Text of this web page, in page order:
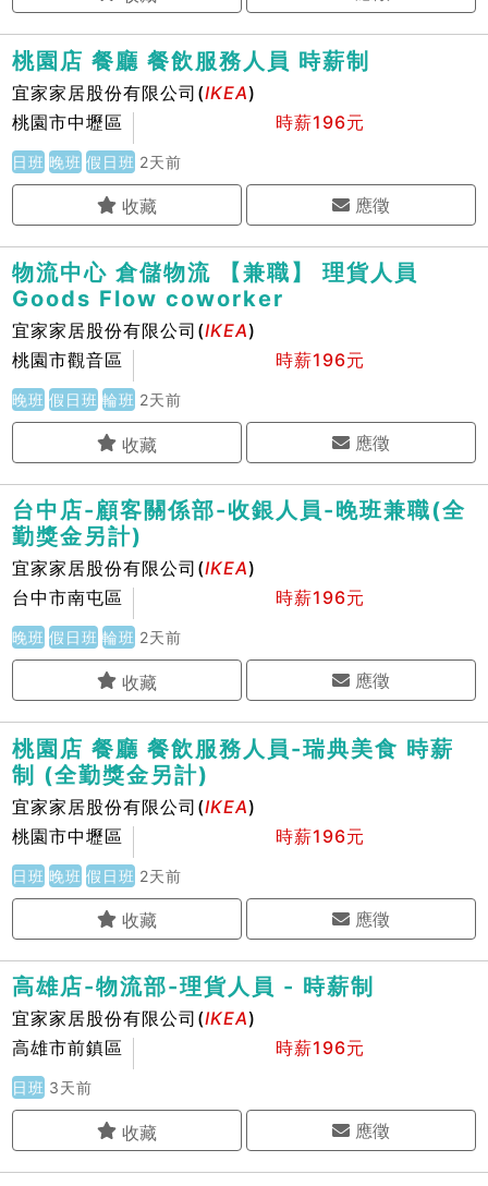
桃園店 餐廳 餐飲服務人員 時薪制
宜家家居股份有限公司(IKEA)
桃園市中壢區
時薪196元
日班 晚班 假日班 2天前
應徵
物流中心 倉儲物流 【兼職】 理貨人員
Goods Flow coworker
宜家家居股份有限公司(IKEA)
桃園市觀音區
時薪196元
晚班 假日班 輪班 2天前
應徵
台中店-顧客關係部-收銀人員-晚班兼職(全
勤獎金另計)
宜家家居股份有限公司(IKEA)
台中市南屯區
時薪196元
晚班 假日班 輪班 2天前
應徵
桃園店 餐廳 餐飲服務人員-瑞典美食 時薪
制 (全勤獎金另計)
宜家家居股份有限公司(IKEA)
桃園市中壢區
時薪196元
日班 晚班 假日班 2天前
應徵
高雄店-物流部-理貨人員 - 時薪制
宜家家居股份有限公司(IKEA)
高雄市前鎮區
時薪196元
日班 3天前
應徵